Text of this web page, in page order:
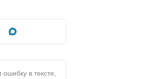
в тексте,